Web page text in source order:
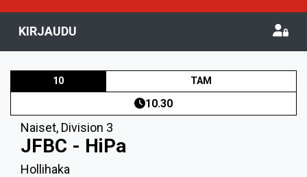
KIRJAUDU
10 TAM
10.30
Naiset, Division 3
JFBC - HiPa
Hollihaka